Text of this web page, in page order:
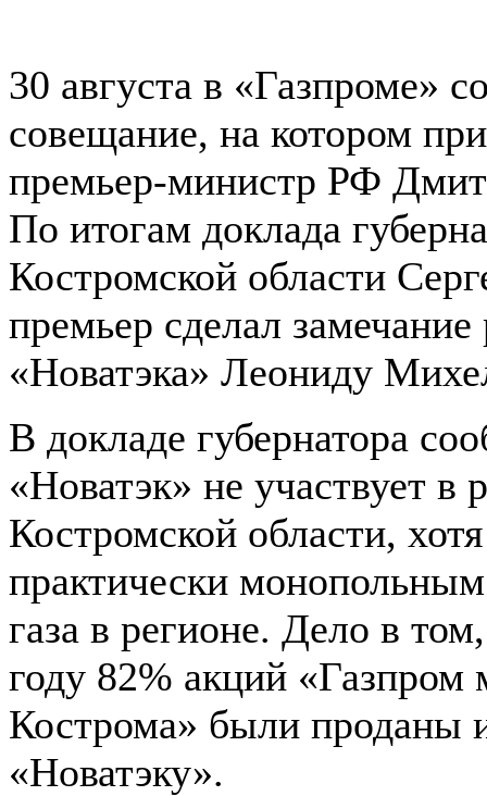
30 августа в «Газпроме»
совещание, на котором
премьер-министр РФ
По итогам доклада
Костромской области
премьер сделал
«Новатэка» Леониду
В докладе губернатора
«Новатэк» не участвует в
Костромской области,
практически
газа в регионе. Дело в
году 82% акций «Газпром
Кострома» были проданы
«Новатэку».